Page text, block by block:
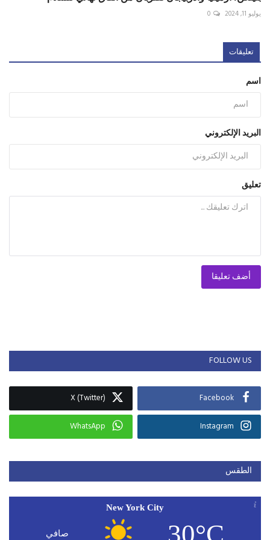
يوليو 11, 2024 0
تعليقات
اسم
البريد الإلكتروني
تعليق
أضف تعليقا
FOLLOW US
Facebook
X (Twitter)
Instagram
WhatsApp
الطقس
New York City
30°C صافي